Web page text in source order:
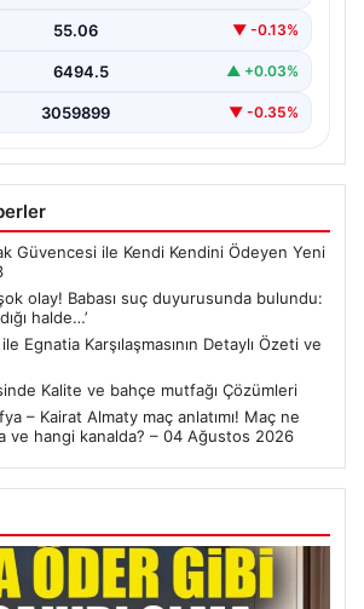
55.06 ▼ -0.13%
6494.5 ▲ +0.03%
3059899 ▼ -0.35%
Güvencesi ile Kendi Kendini Ödeyen Yeni
şok olay! Babası suç duyurusunda bulundu:
halde…’
Egnatia Karşılaşmasının Detaylı Özeti ve
Kalite ve bahçe mutfağı Çözümleri
– Kairat Almaty maç anlatımı! Maç ne
ve hangi kanalda? – 04 Ağustos 2026